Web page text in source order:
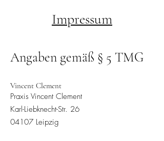
Impressum
Angaben gemäß § 5 TMG
Vincent Clement
Praxis Vincent Clement
Karl-Liebknecht-Str. 26
04107 Leipzig